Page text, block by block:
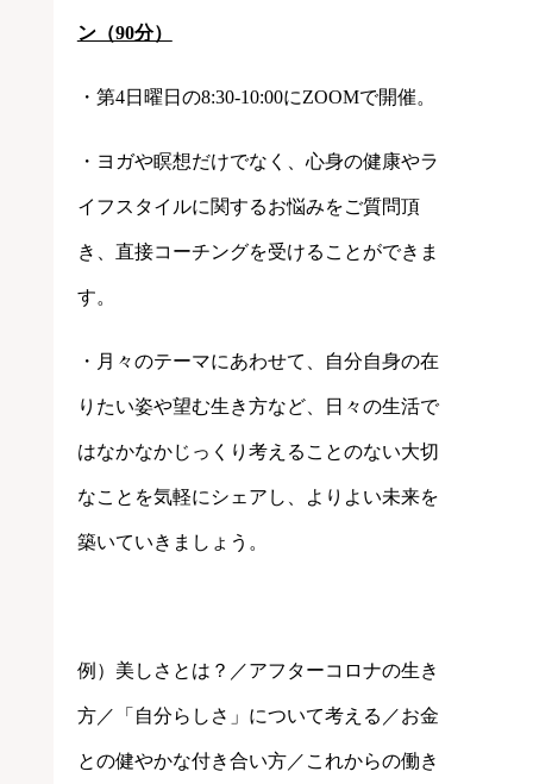
ン（90分）
・第4日曜日の8:30-10:00にZOOMで開催。
・ヨガや瞑想だけでなく、心身の健康やラ
イフスタイルに関するお悩みをご質問頂
き、直接コーチングを受けることができま
す。
・月々のテーマにあわせて、自分自身の在
りたい姿や望む生き方など、日々の生活で
はなかなかじっくり考えることのない大切
なことを気軽にシェアし、よりよい未来を
築いていきましょう。
例）美しさとは？／アフターコロナの生き
方／「自分らしさ」について考える／お金
との健やかな付き合い方／これからの働き